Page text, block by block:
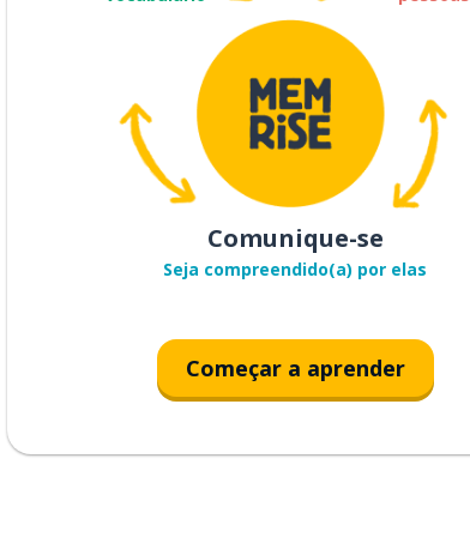
Comunique-se
Seja compreendido(a) por elas
Começar a aprender